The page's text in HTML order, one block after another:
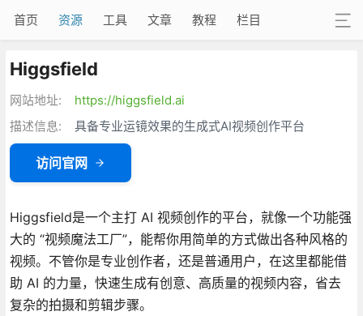
首页 资源 工具 文章 教程 栏目
Higgsfield
网站地址:
https://higgsfield.ai
描述信息:
具备专业运镜效果的生成式AI视频创作平台
访问官网
Higgsfield是一个主打 AI 视频创作的平台，就像一个功能强
大的 “视频魔法工厂”，能帮你用简单的方式做出各种风格的
视频。不管你是专业创作者，还是普通用户，在这里都能借
助 AI 的力量，快速生成有创意、高质量的视频内容，省去
复杂的拍摄和剪辑步骤。